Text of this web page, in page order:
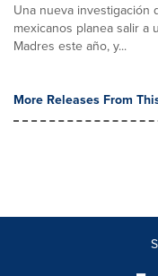
Una nueva investigación
mexicanos planea salir a
Madres este año, y...
More Releases From